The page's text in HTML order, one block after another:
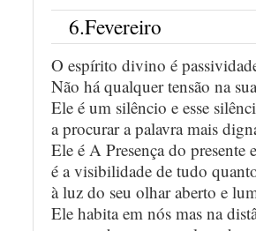
6.Fevereiro
O espírito divino é
Não há qualquer tensão na
Ele é um silêncio e esse
a procurar a palavra mais
Ele é A Presença do presente
é a visibilidade de tudo
à luz do seu olhar aberto e
Ele habita em nós mas na